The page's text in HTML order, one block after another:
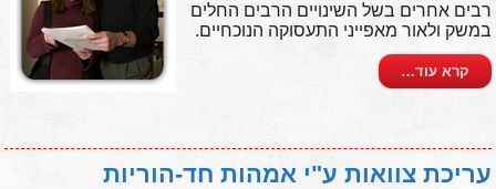
רבים אחרים בשל השינויים הרבים החלים
במשק ולאור מאפייני התעסוקה הנוכחיים.
קרא עוד…
עריכת צוואות ע"י אמהות חד-הוריות